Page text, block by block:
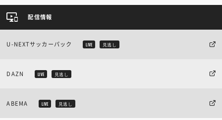
配信情報
U-NEXTサッカーパック LIVE 見逃し
DAZN LIVE 見逃し
ABEMA LIVE 見逃し